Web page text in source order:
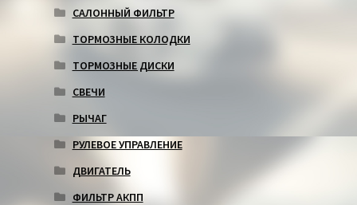
САЛОННЫЙ ФИЛЬТР
ТОРМОЗНЫЕ КОЛОДКИ
ТОРМОЗНЫЕ ДИСКИ
СВЕЧИ
РЫЧАГ
РУЛЕВОЕ УПРАВЛЕНИЕ
ДВИГАТЕЛЬ
ФИЛЬТР АКПП